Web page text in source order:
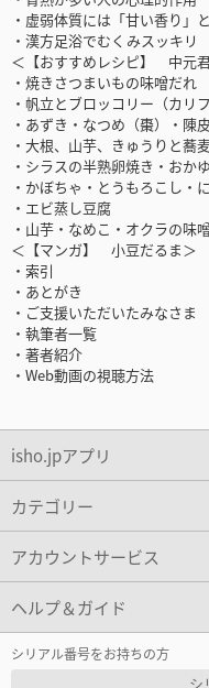
・虚弱体質には「甘い香り」
・漢方足浴でむくみスッキリ
＜【おすすめレシピ】 中元
・焼きさつまいもの味噌だれ
・帆立とブロッコリー（カリ
・あずき・なつめ（棗）・陳
・大根、山芋、きゅうりと蕎
・シラスの半熟卵焼き・おか
・かぼちゃ・とうもろこし・
・エビ蒸し豆腐
・山芋・なめこ・オクラの味
＜【マンガ】 小豆だるま＞
・索引
・あとがき
・ご支援いただいたみなさま
・執筆者一覧
・著者紹介
・Web動画の視聴方法
isho.jpアプリ
カテゴリー
アカウントサービス
ヘルプ＆ガイド
シリアル番号をお持ちの方
シ